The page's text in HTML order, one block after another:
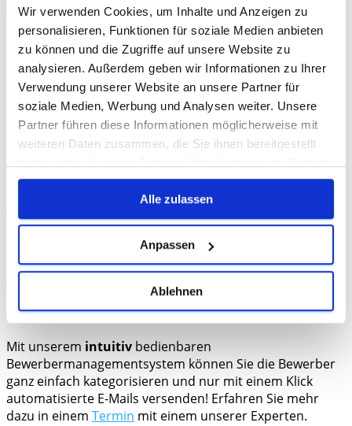
Wir verwenden Cookies, um Inhalte und Anzeigen zu
personalisieren, Funktionen für soziale Medien anbieten
zu können und die Zugriffe auf unsere Website zu
analysieren. Außerdem geben wir Informationen zu Ihrer
Verwendung unserer Website an unsere Partner für
soziale Medien, Werbung und Analysen weiter. Unsere
Partner führen diese Informationen möglicherweise mit
weiteren Daten zusammen, die Sie ihnen bereitgestellt
gesammelt haben.
Alle zulassen
Anpassen
Ablehnen
Vorstellungsgespräch mit Ihrem Bewerber und lernen
Sie ihn kennen. Auch einProbearbeitstagkann helfen,
den richtigen Bewerber zu finden. Dort können Sie schon
einen ersten Einblick in die Arbeitsmoral und die
Motivation des Bewerbers werfen, um ihn ein bisschen
bessereinschätzenzu können.
Dennoch kann es sein, dass Bewerber nicht zu Ihrem
Unternehmen, Ihrer Vision oder der ausgeschriebenen
Stellenanzeige passen. Gerade Bewerber, die zum
Unternehmen passen, aber eventuell nicht zur
ausgeschriebenen Stelle, sollten Sie trotzdem nicht
vernachlässigen, denn Sie könnten durchaus in anderen
Ihnen die Entscheidung zu vereinfachen, zeigen wir Ihnen
hier, welche Fragen Sie stellen sollten, um richtig
Mit unserem intuitiv bedienbaren
Bewerbermanagementsystem können Sie die Bewerber
ganz einfach kategorisieren und nur mit einem Klick
automatisierte E-Mails versenden! Erfahren Sie mehr
dazu in einem Termin mit einem unserer Experten.